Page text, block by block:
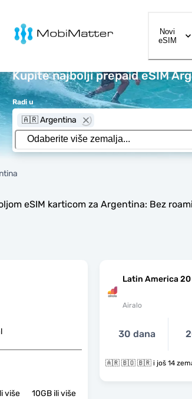
MobiMatter
Novi
eSIM
Kupite najbolji prepaid eSIM
Radi u
🇦🇷 Argentina
eSIM karticom za Argentina: Bez
više 10GB ili više
Latin America 20
Airalo
30 dana
🇦🇷 🇧🇴 🇧🇷 i još 14